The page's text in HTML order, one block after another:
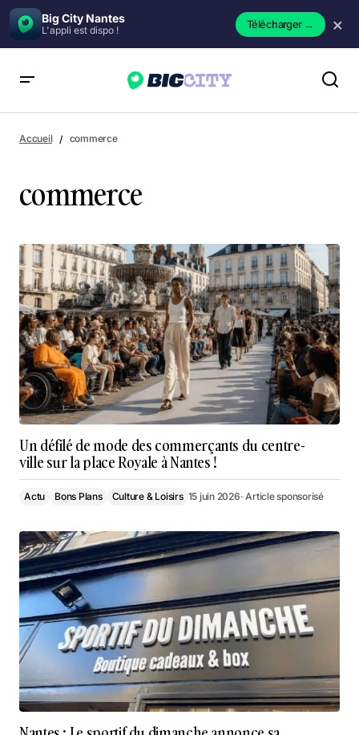
Big City Nantes
L'appli est dispo ! Télécharger→ ×
Accueil commerce
commerce
Un défilé de mode des commerçants du centre-
ville sur la place Royale à Nantes !
Actu Bons Plans Culture & Loisirs 15 juin 2026· Article sponsorisé